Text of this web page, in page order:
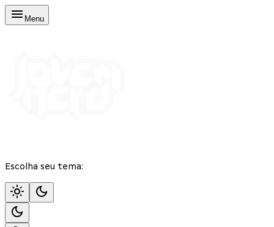
Menu
Escolha seu tema: